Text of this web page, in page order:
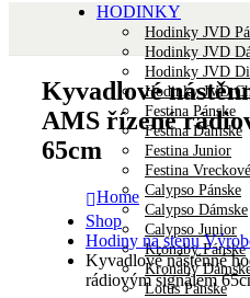
HODINKY
Hodinky JVD
Hodinky JVD
Hodinky JVD
Hodinky JVD
Festina Pánske
Festina Dámske
Festina Junior
Festina Vreckové
Calypso Pánske
Calypso Dámske
Calypso Junior
Kronaby Pánske
Kronaby
Lotus Pánske
Kyvadlové
AMS řízené
65cm
Home
Shop
Hodiny na stenu
Kyvadlové nástěnné
rádiovým signálem